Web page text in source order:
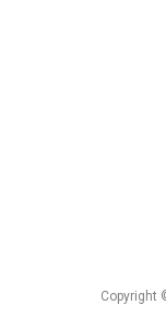
Copyright